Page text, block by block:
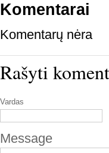
Komentarai
Komentarų nėra
Rašyti
Vardas
Message